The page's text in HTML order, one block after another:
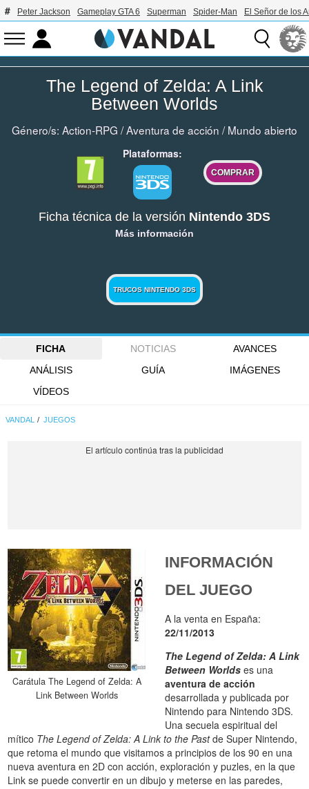
Peter Jackson Gameplay GTA 6 Superman Spider-Man El Señor de los
The Legend of Zelda: A Link
Between Worlds
Género/s: Action-RPG /Aventura de acción /Mundo abierto
Plataformas:
COMPRAR
Ficha técnica de la versión Nintendo 3DS
Más información
TRUCOS NINTENDO 3DS
FICHA NOTICIAS
AVANCES
ANÁLISIS
GUÍA
IMÁGENES
VÍDEOS
VANDAL JUEGOS
Carátula The Legend of Zelda: A
Link Between Worlds
INFORMACIÓN
DEL JUEGO
A la venta en España:
22/11/2013
The Legend of Zelda: A Link
Between Worlds es una
aventura de acción
desarrollada y publicada por
Nintendo para Nintendo 3DS.
Una secuela espiritual del
mítico The Legend of Zelda: A Link to the Pastde Super Nintendo,
que retoma el mundo que visitamos a principios de los 90 en una
nueva aventura en 2D con acción, exploración y puzles, en la que
Link se puede convertir en un dibujo y meterse en las paredes,